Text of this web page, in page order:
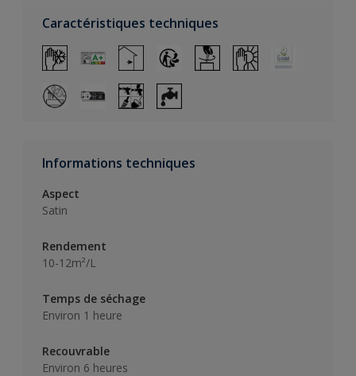
Caractéristiques techniques
Informations techniques
Aspect
Satin
Rendement
10-12m²/L
Temps de séchage
Environ 1 heure
Recouvrable
Environ 6 heures